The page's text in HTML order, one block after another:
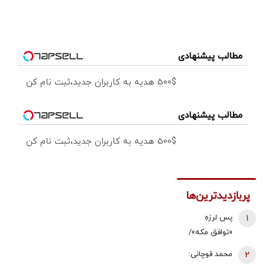
مطالب پیشنهادی
500$ هدیه به کاربران جدید،ثبت نام کن
مطالب پیشنهادی
500$ هدیه به کاربران جدید،ثبت نام کن
پربازدیدترین‌ها
پس لرزه
«توافق مکه»/
داد: بر علیه
1
محمد قوچانی:
2